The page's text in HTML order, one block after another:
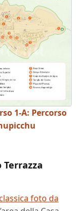
1-A: Percorso
Terrazza
foto da